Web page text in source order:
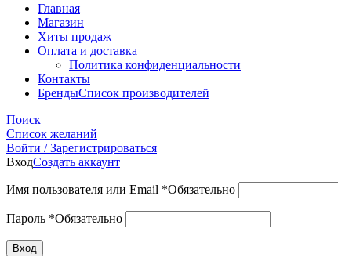
Главная
Магазин
Хиты продаж
Оплата и доставка
Политика конфиденциальности
Контакты
БрендыСписок производителей
Поиск
Список желаний
Войти / Зарегистрироваться
ВходСоздать аккаунт
Имя пользователя или Email *Обязательно
Пароль *Обязательно
Вход